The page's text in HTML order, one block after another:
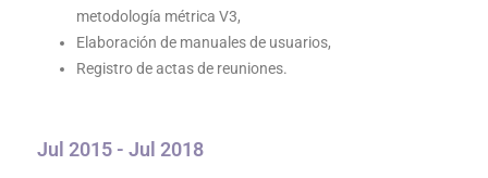
metodología métrica V3,
Elaboración de manuales de usuarios,
Registro de actas de reuniones.
Jul 2015 - Jul 2018